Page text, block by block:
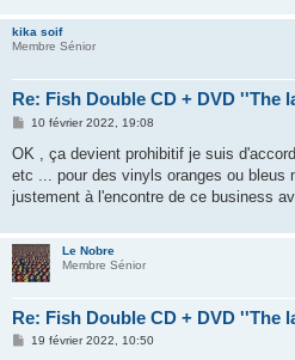
kika soif
Membre Sénior
Re: Fish Double CD + DVD ''The
M
s
a
g
10 février 2022, 19:08
OK , ça devient prohibitif je suis
etc ... pour des vinyls oranges ou bleus
justement à l'encontre de ce business
Le Nobre
Membre Sénior
Re: Fish Double CD + DVD ''The
M
19 février 2022, 10:50